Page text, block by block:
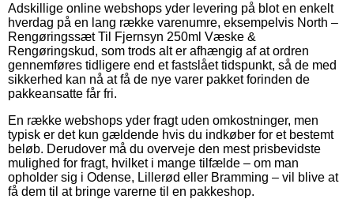
Adskillige online webshops yder levering på blot en enkelt
hverdag på en lang række varenumre, eksempelvis North –
Rengøringssæt Til Fjernsyn 250ml Væske &
Rengøringskud, som trods alt er afhængig af at ordren
gennemføres tidligere end et fastslået tidspunkt, så de med
sikkerhed kan nå at få de nye varer pakket forinden de
pakkeansatte får fri.
En række webshops yder fragt uden omkostninger, men
typisk er det kun gældende hvis du indkøber for et bestemt
beløb. Derudover må du overveje den mest prisbevidste
mulighed for fragt, hvilket i mange tilfælde – om man
opholder sig i Odense, Lillerød eller Bramming – vil blive at
få dem til at bringe varerne til en pakkeshop.